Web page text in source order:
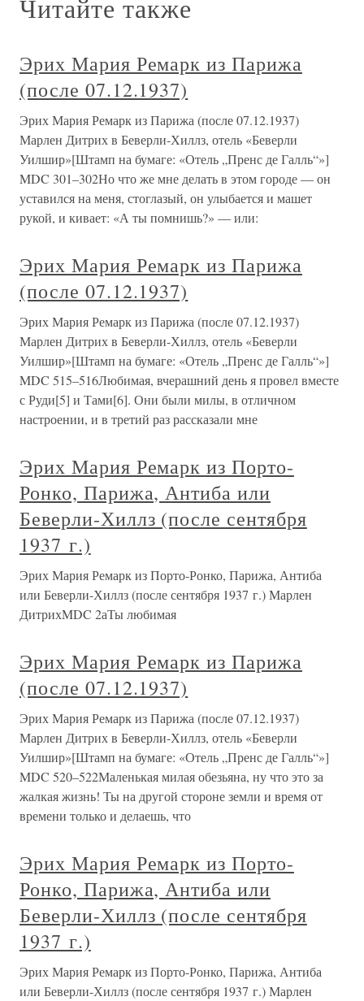
Читайте также
Эрих Мария Ремарк из Парижа
(после 07.12.1937)
Эрих Мария Ремарк из Парижа (после 07.12.1937)
Марлен Дитрих в Беверли-Хиллз, отель «Беверли
Уилшир»[Штамп на бумаге: «Отель „Пренс де Галль“»]
MDC 301–302Но что же мне делать в этом городе — он
уставился на меня, стоглазый, он улыбается и машет
рукой, и кивает: «А ты помнишь?» — или:
Эрих Мария Ремарк из Парижа
(после 07.12.1937)
Эрих Мария Ремарк из Парижа (после 07.12.1937)
Марлен Дитрих в Беверли-Хиллз, отель «Беверли
Уилшир»[Штамп на бумаге: «Отель „Пренс де Галль“»]
MDC 515–516Любимая, вчерашний день я провел вместе
с Руди[5] и Тами[6]. Они были милы, в отличном
настроении, и в третий раз рассказали мне
Эрих Мария Ремарк из Порто-
Ронко, Парижа, Антиба или
Беверли-Хиллз (после сентября
1937 г.)
Эрих Мария Ремарк из Порто-Ронко, Парижа, Антиба
или Беверли-Хиллз (после сентября 1937 г.) Марлен
ДитрихMDC 2аТы любимая
Эрих Мария Ремарк из Парижа
(после 07.12.1937)
Эрих Мария Ремарк из Парижа (после 07.12.1937)
Марлен Дитрих в Беверли-Хиллз, отель «Беверли
Уилшир»[Штамп на бумаге: «Отель „Пренс де Галль“»]
MDC 520–522Маленькая милая обезьяна, ну что это за
жалкая жизнь! Ты на другой стороне земли и время от
времени только и делаешь, что
Эрих Мария Ремарк из Порто-
Ронко, Парижа, Антиба или
Беверли-Хиллз (после сентября
1937 г.)
Эрих Мария Ремарк из Порто-Ронко, Парижа, Антиба
или Беверли-Хиллз (после сентября 1937 г.) Марлен